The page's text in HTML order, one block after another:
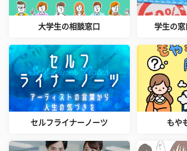
大学生の相談窓口 学生の窓
セルフライナーノーツ もや